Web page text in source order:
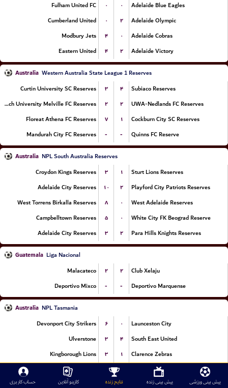
Fulham United FC
۰ ۰
Adelaide Blue Eagles
Cumberland United
۰ ۲
Adelaide Olympic
Modbury Jets
۴ ۰
Adelaide Cobras
Eastern United
۴ ۲ Adelaide Victory
Australia Western Australia State League 1 Reserves
Curtin University SC Reserves
۳ ۴
Subiaco Reserves
Murdoch University Melville FC Reserves
۲ ۲
UWA-Nedlands FC Reserves
Floreat Athena FC Reserves
۷ ۱
Cockburn City SC Reserves
Mandurah City FC Reserves
- - Quinns FC Reserve
Australia NPL South Australia Reserves
Croydon Kings Reserves
۳ ۱
Sturt Lions Reserves
Adelaide City Reserves
۱۰ ۲
Playford City Patriots Reserves
West Torrens Birkalla Reserves
۸ ۰
West Adelaide Reserves
Campbelltown Reserves
۵ ۰
White City FK Beograd Reserve
Adelaide City Reserves
۳ ۲ Para Hills Knights Reserves
Guatemala Liga Nacional
Malacateco
۲ ۲
Club Xelaju
Deportivo Mixco
- - Deportivo Marquense
Australia NPL Tasmania
Devonport City Strikers
۶ ۰
Launceston City
Ulverstone
۳ ۴
South East United
Kingborough Lions
۳ ۱
Clarence Zebras
Glenorchy Knights
Launceston United
South Hobart
۵ ۲ Riverside Olympic پیش بینی ورزشی پیش بینی زنده نتایج زنده کازینو آنلاین حساب کاربری